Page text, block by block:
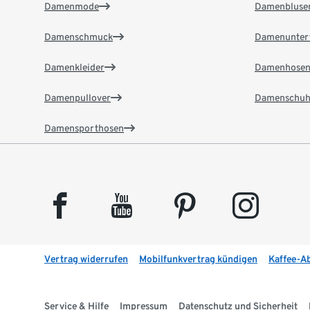
Damenmode
Damenschmuck
Damenkleider
Damenpullover
Damensporthosen
Damenhosen
facebook youtube pinterest instagram
Vertrag widerrufen Mobilfunkvertrag kündigen Kaffee-
Service & Hilfe Impressum Datenschutz und Sicherheit